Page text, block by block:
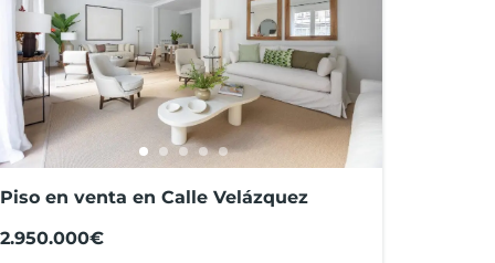
Piso en venta en Calle Velázquez
2.950.000€